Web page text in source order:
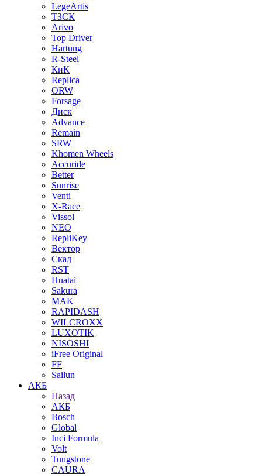
LegeArtis
ТЗСК
Arivo
Top Driver
Hartung
R-Steel
КиК
Replica
ORW
Forsage
Диск
Advance
Remain
SRW
Khomen Wheels
Accuride
Better
Sunrise
Venti
X-Race
Vissol
NEO
RepliKey
Вектор
Скад
RST
Huatai
Sakura
MAK
RAPIDASH
WILCROXX
LUXOTIK
NISOSHI
iFree Original
FF
Sailun
АКБ
Назад
АКБ
Bosch
Global
Inci Formula
Volt
Tungstone
CAURA